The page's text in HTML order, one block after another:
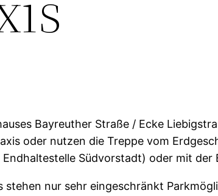
Bayreuther Straße / Ecke
oder nutzen die Treppe vom
Südvorstadt) oder mit der
nur sehr eingeschränkt